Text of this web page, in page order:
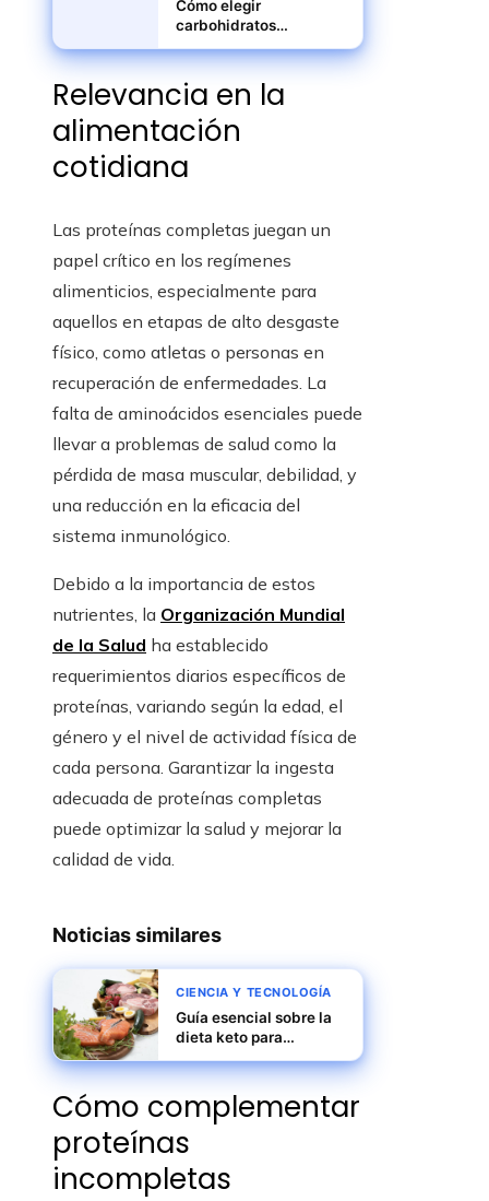
Cómo elegir
carbohidratos
complejos para energía
sostenida
Relevancia en la
alimentación
cotidiana
Las proteínas completas juegan un
papel crítico en los regímenes
alimenticios, especialmente para
aquellos en etapas de alto desgaste
físico, como atletas o personas en
recuperación de enfermedades. La
falta de aminoácidos esenciales puede
llevar a problemas de salud como la
pérdida de masa muscular, debilidad, y
una reducción en la eficacia del
sistema inmunológico.
Debido a la importancia de estos
nutrientes, la Organización Mundial
de la Salud ha establecido
requerimientos diarios específicos de
proteínas, variando según la edad, el
género y el nivel de actividad física de
cada persona. Garantizar la ingesta
adecuada de proteínas completas
puede optimizar la salud y mejorar la
calidad de vida.
Noticias similares
CIENCIA Y TECNOLOGÍA
Guía esencial sobre la
dieta keto para
principiantes
Cómo complementar
proteínas
incompletas